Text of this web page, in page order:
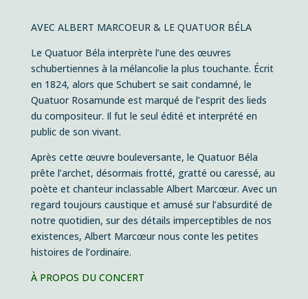
AVEC ALBERT MARCOEUR & LE QUATUOR BÉLA
Le Quatuor Béla interprète l’une des œuvres
schubertiennes à la mélancolie la plus touchante. Écrit
en 1824, alors que Schubert se sait condamné, le
Quatuor Rosamunde est marqué de l’esprit des lieds
du compositeur. Il fut le seul édité et interprété en
public de son vivant.
Après cette œuvre bouleversante, le Quatuor Béla
prête l’archet, désormais frotté, gratté ou caressé, au
poète et chanteur inclassable Albert Marcœur. Avec un
regard toujours caustique et amusé sur l’absurdité de
notre quotidien, sur des détails imperceptibles de nos
existences, Albert Marcœur nous conte les petites
histoires de l’ordinaire.
À PROPOS DU CONCERT